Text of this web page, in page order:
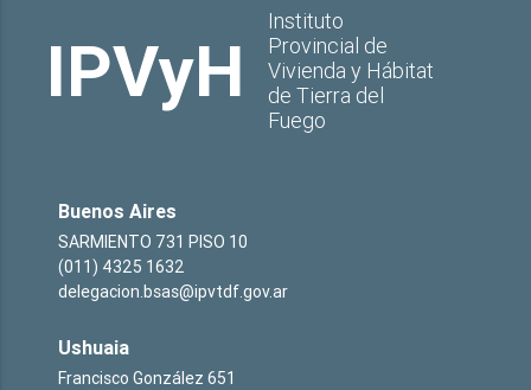
IPVyH
Instituto
Provincial de
Vivienda y Hábitat
de Tierra del
Fuego
Buenos Aires
SARMIENTO 731 PISO 10
(011) 4325 1632
delegacion.bsas@ipvtdf.gov.ar
Ushuaia
Francisco González 651